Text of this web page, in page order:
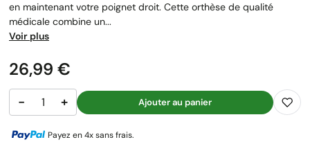
en maintenant votre poignet droit. Cette orthèse de qualité
médicale combine un...
Voir plus
Prix
26,99 €
− + Ajouter au panier
Payez en 4x sans frais.